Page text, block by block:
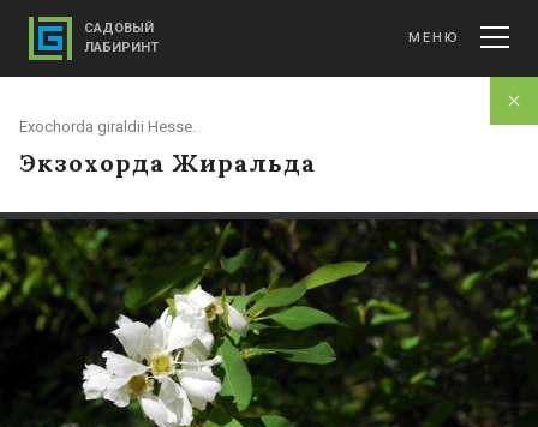
Exochorda giraldii Hesse.
Экзохорда Жиральда
САДОВЫЙ
ЛАБИРИНТ
МЕНЮ